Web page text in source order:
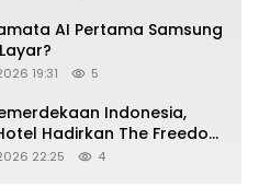
AI Pertama Samsung
19:31 5
Indonesia,
Hadirkan The Freedom
45%
22:25 4